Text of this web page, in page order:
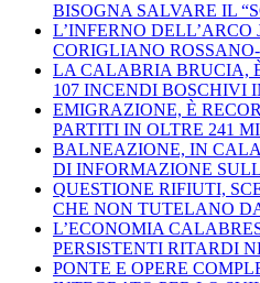
BISOGNA SALVARE IL
L’INFERNO DELL’ARCO
CORIGLIANO
LA CALABRIA BRUCIA,
107 INCENDI BOSCHIVI
EMIGRAZIONE, È
PARTITI IN OLTRE 241
BALNEAZIONE, IN
DI INFORMAZIONE
QUESTIONE RIFIUTI,
CHE NON TUTELANO
L’ECONOMIA
PERSISTENTI RITARDI
PONTE E OPERE